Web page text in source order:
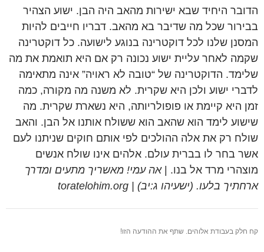
הדובר היחיד שבא ישירות מהאב היה הבן. ישוע הצהיר
בבירור שכל מה שדיבר בא מהאב. דבריו חייבים להיות
המסנן שלנו לכל דוקטרינה בנוגע לישועה. כל דוקטרינה
שקמה לאחר עליית ישוע נכונה רק אם היא תואמת את מה
שלימד. הדוקטרינה של “טובה לא ראויה” אינה מתאימה
לדברי ישוע ולכן היא שקרית. לא משנה מה מקורה, כמה
זמן היא קיימת או פופולריותה, היא נשארת שקרית. מה
שישוע לימד הוא שהאב הוא ששולח אותנו אל הבן. והאב
שולח רק את אלה ההולכים לפי אותם חוקים שניתנו לעם
אשר בחר לו בברית עולם. אלהים אינו שולח אנשים
מוצהרי מרד אל בנו. |אה עמי! מאשריך מתעים ומדרך
ארחתיך בלעו. (ישעיהו ג:יב) | toratelohim.org
קח חלק בעבודת אלוהים. שתף את ההודעה הזו!